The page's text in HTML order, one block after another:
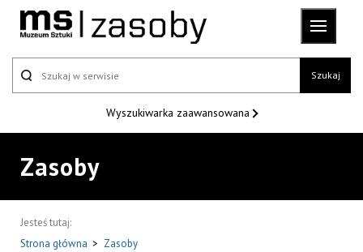
Szukaj
Wyszukiwarka zaawansowana
Zasoby
Jesteś tutaj:
Strona główna > Zasoby